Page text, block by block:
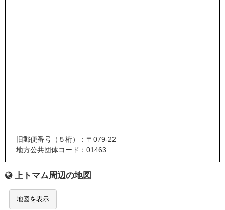
旧郵便番号（５桁）：〒079-22
地方公共団体コード：01463
上トマム周辺の地図
地図を表示